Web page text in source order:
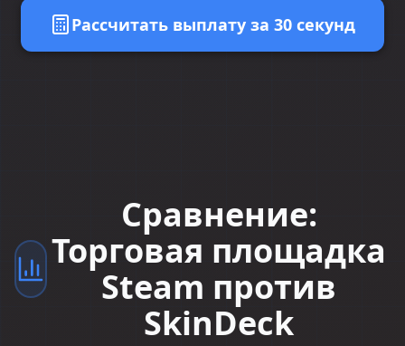
Рассчитать выплату за 30 секунд
Сравнение:
Торговая площадка
Steam против
SkinDeck